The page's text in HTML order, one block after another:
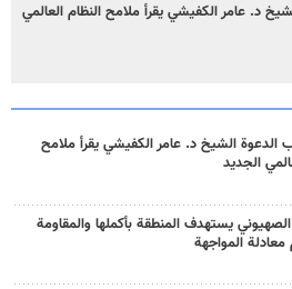
د. عامر الكفيشي يقرأ ملامح النظام العالمي
الدعوة الشيخ د. عامر الكفيشي يقرأ ملامح
الجديد
يستهدف المنطقة بأكملها والمقاومة
المواجهة